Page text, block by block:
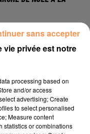
!!!
95 87
64230.
Cidrerie-Ttipia-
vie privée est notre
processing based on
and/or access
advertising; Create
to select personalised
Measure content
statistics or combinations
sans accepter